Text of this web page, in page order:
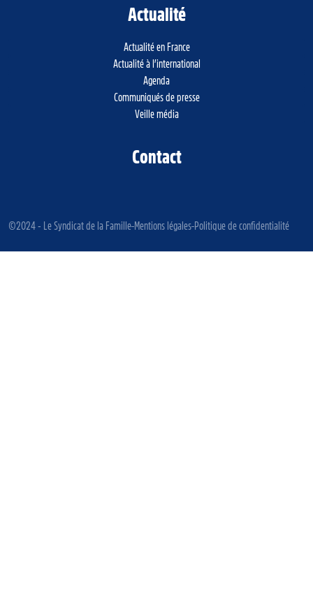
Actualité
Actualité en France
Actualité à l’international
Agenda
Communiqués de presse
Veille média
Contact
©2024 - Le Syndicat de la Famille Mentions légales Politique de confidentialité